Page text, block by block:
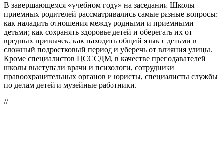
В завершающемся «учебном году» на заседании Школы
приемных родителей рассматривались самые разные вопросы:
как наладить отношения между родными и приемными
детьми; как сохранять здоровье детей и оберегать их от
вредных привычек; как находить общий язык с детьми в
сложный подростковый период и уберечь от влияния улицы.
Кроме специалистов ЦСССДМ, в качестве преподавателей
школы выступали врачи и психологи, сотрудники
правоохранительных органов и юристы, специалисты службы
по делам детей и музейные работники.
//